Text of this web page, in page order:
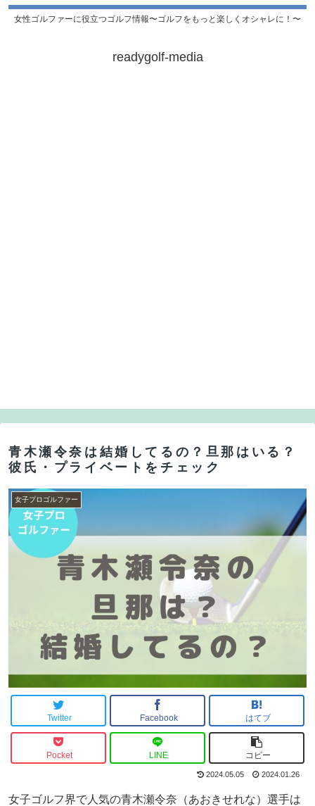
女性ゴルファーに役立つゴルフ情報〜ゴルフをもっと楽しくオシャレに！〜
readygolf-media
青木瀬令奈は結婚してるの？旦那はいる？
彼氏・プライベートをチェック
女子プロゴルファー
Twitter Facebook はてブ
Pocket LINE コピー
2024.05.05 2024.01.26
女子ゴルフ界で人気の青木瀬令奈（あおきせれな）選手は